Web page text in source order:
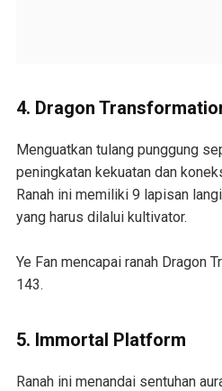
4. Dragon
Menguatkan tulang punggung
peningkatan kekuatan dan
Ranah ini memiliki 9 lapisan
yang harus dilalui kultivator.
Ye Fan mencapai ranah Dragon
143.
5. Immortal Platform
Ranah ini menandai sentuhan